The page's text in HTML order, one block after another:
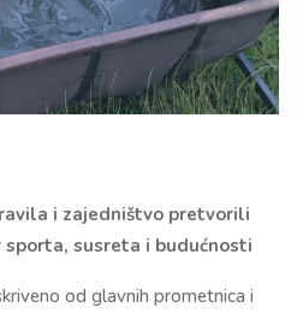
i zajedništvo pretvorili
susreta i budućnosti
od glavnih prometnica i